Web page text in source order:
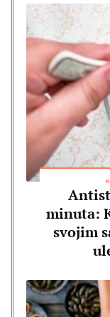
minuta:
svojim